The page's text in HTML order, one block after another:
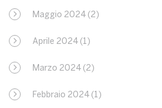
Maggio 2024 (2)
Aprile 2024 (1)
Marzo 2024 (2)
Febbraio 2024 (1)